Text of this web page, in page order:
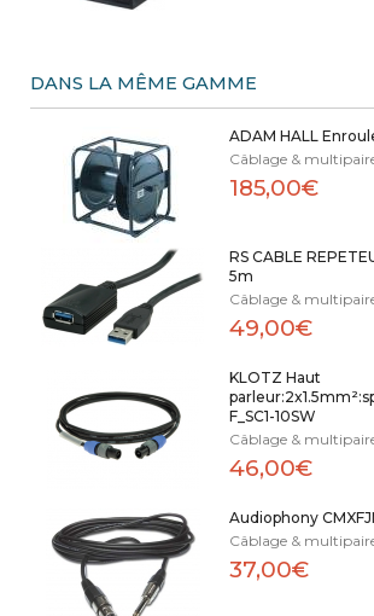
DANS LA MÊME GAMME
ADAM HALL
Câblage &
185,00€
RS CABLE
5m
Câblage &
49,00€
KLOTZ Haut
F_SC1-10SW
Câblage &
46,00€
Audiophony
Câblage &
37,00€